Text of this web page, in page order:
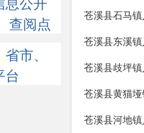
查阅点
市、
台
苍溪县石马
苍溪县东溪
苍溪县歧坪
苍溪县黄猫
苍溪县河地